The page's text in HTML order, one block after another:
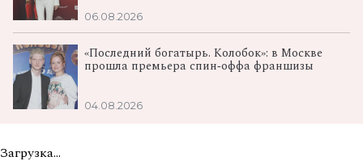
06.08.2026
«Последний богатырь. Колобок»: в Москве
прошла премьера спин‑оффа франшизы
04.08.2026
Загрузка...